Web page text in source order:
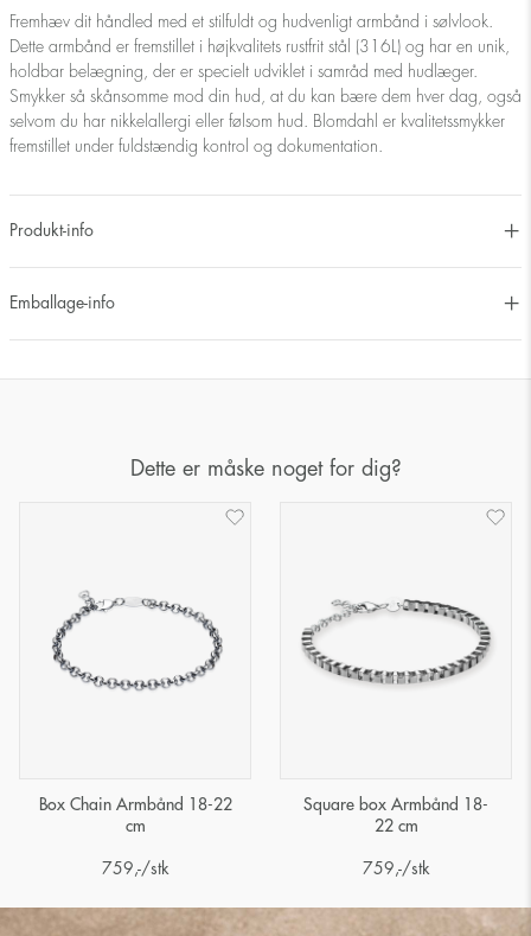
Fremhæv dit håndled med et stilfuldt og hudvenligt armbånd i sølvlook.
Dette armbånd er fremstillet i højkvalitets rustfrit stål (316L) og har en unik,
holdbar belægning, der er specielt udviklet i samråd med hudlæger.
Smykker så skånsomme mod din hud, at du kan bære dem hver dag, også
selvom du har nikkelallergi eller følsom hud. Blomdahl er kvalitetssmykker
fremstillet under fuldstændig kontrol og dokumentation.
Produkt-info
Emballage-info
Dette er måske noget for dig?
Box Chain Armbånd 18-22
cm
759 ,-/stk
Square box Armbånd 18-
22 cm
759 ,-/stk